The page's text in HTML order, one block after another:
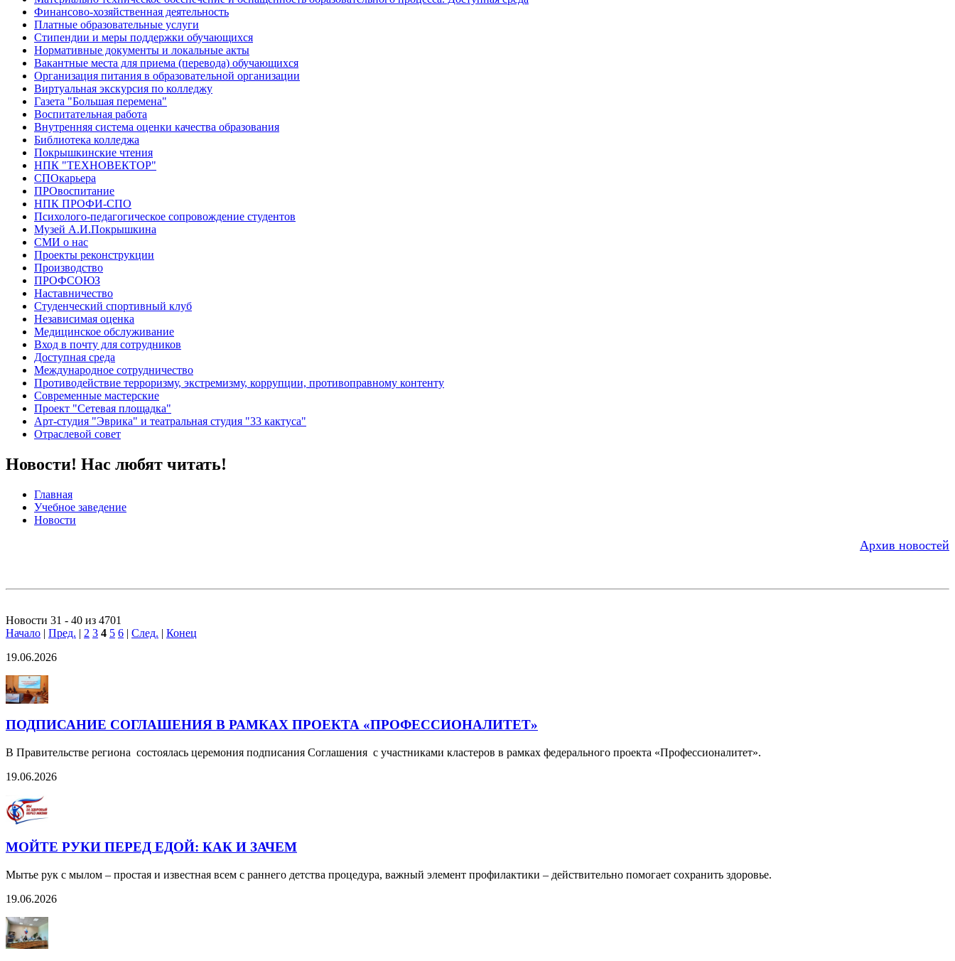
Финансово-хозяйственная деятельность
Платные образовательные услуги
Стипендии и меры поддержки обучающихся
Нормативные документы и локальные акты
Вакантные места для приема (перевода) обучающихся
Организация питания в образовательной организации
Виртуальная экскурсия по колледжу
Газета "Большая перемена"
Воспитательная работа
Внутренняя система оценки качества образования
Библиотека колледжа
Покрышкинские чтения
НПК "ТЕХНОВЕКТОР"
СПОкарьера
ПРОвоспитание
НПК ПРОФИ-СПО
Психолого-педагогическое сопровождение студентов
Музей А.И.Покрышкина
СМИ о нас
Проекты реконструкции
Производство
ПРОФСОЮЗ
Наставничество
Студенческий спортивный клуб
Независимая оценка
Медицинское обслуживание
Вход в почту для сотрудников
Доступная среда
Международное сотрудничество
Противодействие терроризму, экстремизму, коррупции, противоправному контенту
Современные мастерские
Проект "Сетевая площадка"
Арт-студия "Эврика" и театральная студия "33 кактуса"
Отраслевой совет
Новости! Нас любят читать!
Главная
Учебное заведение
Новости
Архив новостей
Новости 31 - 40 из 4701
Начало | Пред. | 2 3 4 5 6 | След. | Конец
19.06.2026
ПОДПИСАНИЕ СОГЛАШЕНИЯ В РАМКАХ ПРОЕКТА «ПРОФЕССИОНАЛИТЕТ»
В Правительстве региона состоялась церемония подписания Соглашения с участниками кластеров в рамках федерального проекта «Профессионалитет».
19.06.2026
МОЙТЕ РУКИ ПЕРЕД ЕДОЙ: КАК И ЗАЧЕМ
Мытье рук с мылом – простая и известная всем с раннего детства процедура, важный элемент профилактики – действительно помогает сохранить здоровье.
19.06.2026